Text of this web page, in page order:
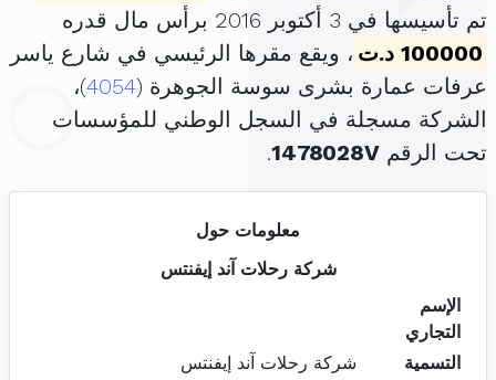
تم تأسيسها في 3 أكتوبر 2016 برأس مال قدره
100000 د.ت
، ويقع مقرها الرئيسي في شارع ياسر
عرفات عمارة بشرى سوسة الجوهرة (4054)،
الشركة مسجلة في السجل الوطني للمؤسسات
تحت الرقم 1478028V
.
معلومات حول
شركة رحلات آند إيفنتس
الإسم
التجاري
التسمية
شركة رحلات آند إيفنتس